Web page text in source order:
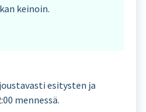
keinoin.
esitysten ja
mennessä.